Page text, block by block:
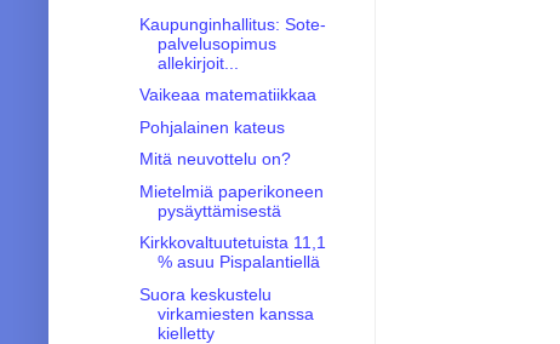
Kaupunginhallitus: Sote-
palvelusopimus
allekirjoit...
Vaikeaa matematiikkaa
Pohjalainen kateus
Mitä neuvottelu on?
Mietelmiä paperikoneen
pysäyttämisestä
Kirkkovaltuutetuista 11,1
% asuu Pispalantiellä
Suora keskustelu
virkamiesten kanssa
kielletty